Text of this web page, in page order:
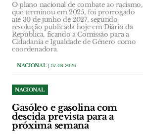
O plano nacional de combate ao racismo,
que terminou em 2025, foi prorrogado
até 30 de junho de 2027, segundo
resolução publicada hoje em Diário da
República, ficando a Comissão para a
Cidadania e Igualdade de Género como
coordenadora.
NACIONAL| 07-08-2026
NACIONAL
Gasóleo e gasolina com
descida prevista para a
próxima semana